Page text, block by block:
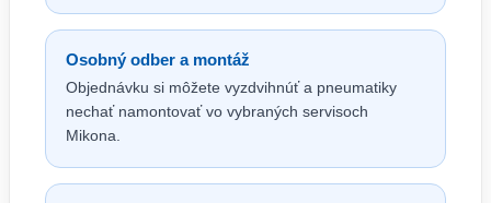
Osobný odber a montáž
Objednávku si môžete vyzdvihnúť a pneumatiky
nechať namontovať vo vybraných servisoch
Mikona.